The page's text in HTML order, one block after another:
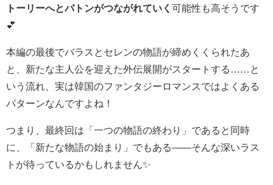
トーリーへとバトンがつながれていく 可能性も高そうです
💕
本編の最後でバラスとセレンの物語が締めくくられたあ
と、新たな主人公を迎えた外伝展開がスタートする……と
いう流れ、実は韓国のファンタジーロマンスではよくある
パターンなんですよね！
つまり、最終回は「一つの物語の終わり」であると同時
に、「新たな物語の始まり」でもある――そんな深いラス
トが待っているかもしれません✨